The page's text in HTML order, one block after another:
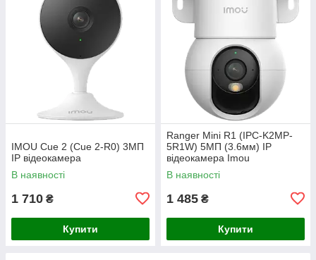
IMOU Cue 2 (Cue 2-R0) 3МП
IP відеокамера
В наявності
1 710 ₴
Купити
Ranger Mini R1 (IPC-K2MP-
5R1W) 5МП (3.6мм) IP
відеокамера Imou
В наявності
1 485 ₴
Купити